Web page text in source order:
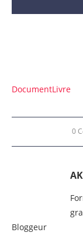
DocumentLivre
0
Bloggeur